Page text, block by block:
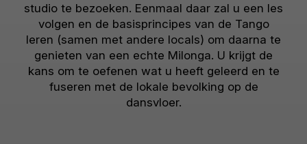
studio te bezoeken. Eenmaal daar zal u een les
volgen en de basisprincipes van de Tango
leren (samen met andere locals) om daarna te
genieten van een echte Milonga. U krijgt de
kans om te oefenen wat u heeft geleerd en te
fuseren met de lokale bevolking op de
dansvloer.